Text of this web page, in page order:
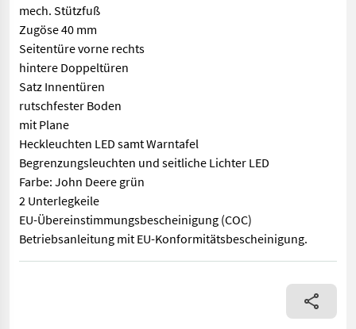
mech. Stützfuß
Zugöse 40 mm
Seitentüre vorne rechts
hintere Doppeltüren
Satz Innentüren
rutschfester Boden
mit Plane
Heckleuchten LED samt Warntafel
Begrenzungsleuchten und seitliche Lichter LED
Farbe: John Deere grün
2 Unterlegkeile
EU-Übereinstimmungsbescheinigung (COC)
Betriebsanleitung mit EU-Konformitätsbescheinigung.
Viehtransporter lackiert in serienmäßiger Ausrüstung